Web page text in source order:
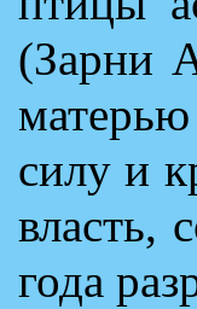
(Зарни
силу и
власть,
года